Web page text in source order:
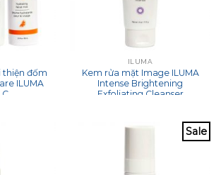
thiện đốm
ILUMA
C
ILUMA
Kem rửa mặt Image ILUMA
Intense Brightening
Exfoliating Cleanser
Sale